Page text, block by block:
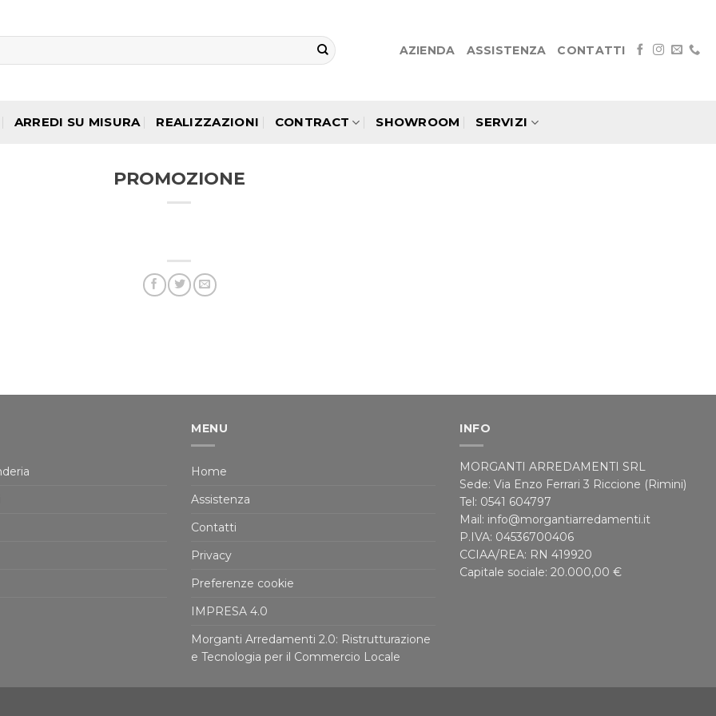
AZIENDA ASSISTENZA CONTATTI
ARREDI SU MISURA REALIZZAZIONI CONTRACT SHOWROOM SERVIZI
PROMOZIONE
MENU
Home
Assistenza
Contatti
Privacy
Preferenze cookie
IMPRESA 4.0
Morganti Arredamenti 2.0: Ristrutturazione
e Tecnologia per il Commercio Locale
INFO
MORGANTI ARREDAMENTI SRL
Sede: Via Enzo Ferrari 3 Riccione (Rimini)
Tel: 0541 604797
Mail: info@morgantiarredamenti.it
P.IVA: 04536700406
CCIAA/REA: RN 419920
Capitale sociale: 20.000,00 €